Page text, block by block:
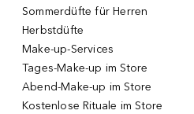
Sommerdüfte für Herren
Herbstdüfte
Make-up-Services
Tages-Make-up im Store
Abend-Make-up im Store
Kostenlose Rituale im Store